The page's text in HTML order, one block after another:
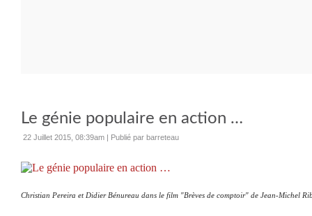
Le génie populaire en action …
22 Juillet 2015, 08:39am | Publié par barreteau
Christian Pereira et Didier Bénureau dans le film "Brèves de comptoir" de Jean-Michel